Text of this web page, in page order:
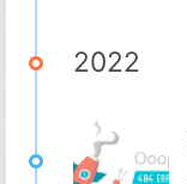
2022